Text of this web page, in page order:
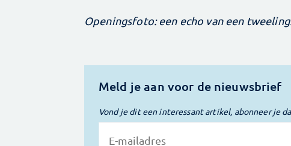
Openingsfoto: een echo van een tweeling.
Meld je aan voor de nieuwsbrief
Vond je dit een interessant artikel, abonneer je